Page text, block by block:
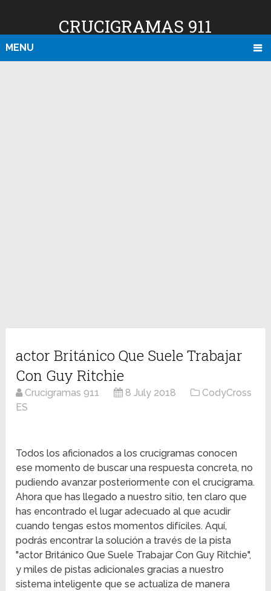
CRUCIGRAMAS 911
MENU
actor Británico Que Suele Trabajar
Con Guy Ritchie
Crucigramas 911 8 July 2018
CodyCross
ES
Todos los aficionados a los crucigramas conocen
ese momento de buscar una respuesta concreta, no
pudiendo avanzar posteriormente con el crucigrama.
Ahora que has llegado a nuestro sitio, ten claro que
has encontrado el lugar adecuado al que acudir
cuando tengas estos momentos difíciles. Aquí,
podrás encontrar la solución a través de la pista
"actor Británico Que Suele Trabajar Con Guy Ritchie",
y miles de pistas adicionales gracias a nuestro
sistema inteligente que se actualiza de manera